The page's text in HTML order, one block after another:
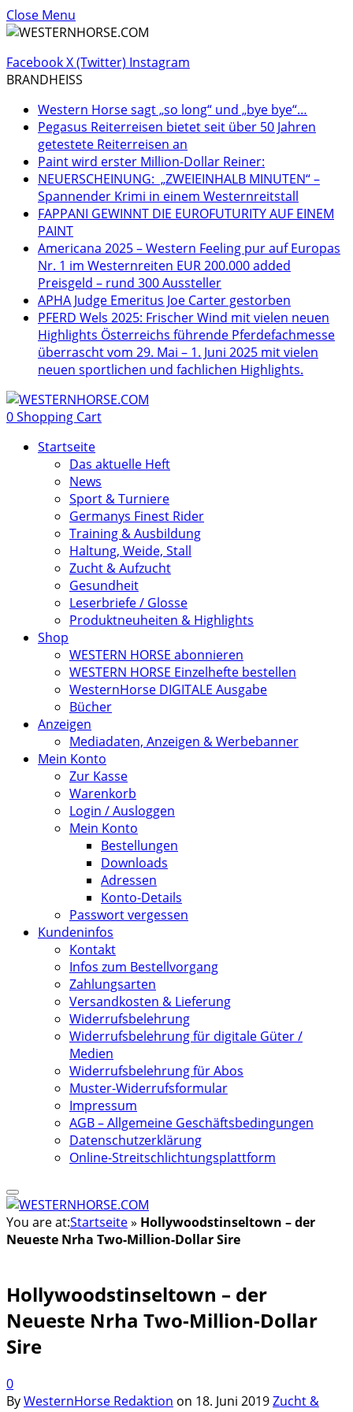
Close Menu
FacebookX (Twitter) Instagram
BRANDHEISS
Western Horse sagt „so long“ und „bye bye“…
Pegasus Reiterreisen bietet seit über 50 Jahren
getestete Reiterreisen an
Paint wird erster Million-Dollar Reiner:
NEUERSCHEINUNG: „ZWEIEINHALB MINUTEN“ –
Spannender Krimi in einem Westernreitstall
FAPPANI GEWINNT DIE EUROFUTURITY AUF EINEM
PAINT
Americana 2025 – Western Feeling pur auf Europas
Nr. 1 im Westernreiten EUR 200.000 added
Preisgeld – rund 300 Aussteller
APHA Judge Emeritus Joe Carter gestorben
PFERD Wels 2025: Frischer Wind mit vielen neuen
Highlights Österreichs führende Pferdefachmesse
überrascht vom 29. Mai – 1. Juni 2025 mit vielen
neuen sportlichen und fachlichen Highlights.
0Shopping Cart
Startseite
Das aktuelle Heft
News
Sport & Turniere
Germanys Finest Rider
Training & Ausbildung
Haltung, Weide, Stall
Zucht & Aufzucht
Gesundheit
Leserbriefe / Glosse
Produktneuheiten & Highlights
Shop
WESTERN HORSE abonnieren
WESTERN HORSE Einzelhefte bestellen
WesternHorse DIGITALE Ausgabe
Bücher
Anzeigen
Mediadaten, Anzeigen & Werbebanner
Mein Konto
Zur Kasse
Warenkorb
Login / Ausloggen
Mein Konto
Bestellungen
Downloads
Adressen
Konto-Details
Passwort vergessen
Kundeninfos
Kontakt
Infos zum Bestellvorgang
Zahlungsarten
Versandkosten & Lieferung
Widerrufsbelehrung
Widerrufsbelehrung für digitale Güter /
Medien
Widerrufsbelehrung für Abos
Muster-Widerrufsformular
Impressum
AGB – Allgemeine Geschäftsbedingungen
Datenschutzerklärung
Online-Streitschlichtungsplattform
You are at:Startseite» Hollywoodstinseltown – der
Neueste Nrha Two-Million-Dollar Sire
Hollywoodstinseltown – der
Neueste Nrha Two-Million-Dollar
Sire
0
ByWesternHorse Redaktion on 18. Juni 2019Zucht &